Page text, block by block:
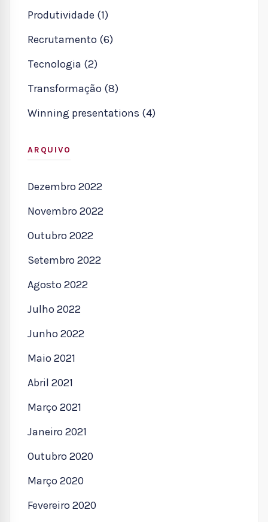
Produtividade (1)
Recrutamento (6)
Tecnologia (2)
Transformação (8)
Winning presentations (4)
ARQUIVO
Dezembro 2022
Novembro 2022
Outubro 2022
Setembro 2022
Agosto 2022
Julho 2022
Junho 2022
Maio 2021
Abril 2021
Março 2021
Janeiro 2021
Outubro 2020
Março 2020
Fevereiro 2020